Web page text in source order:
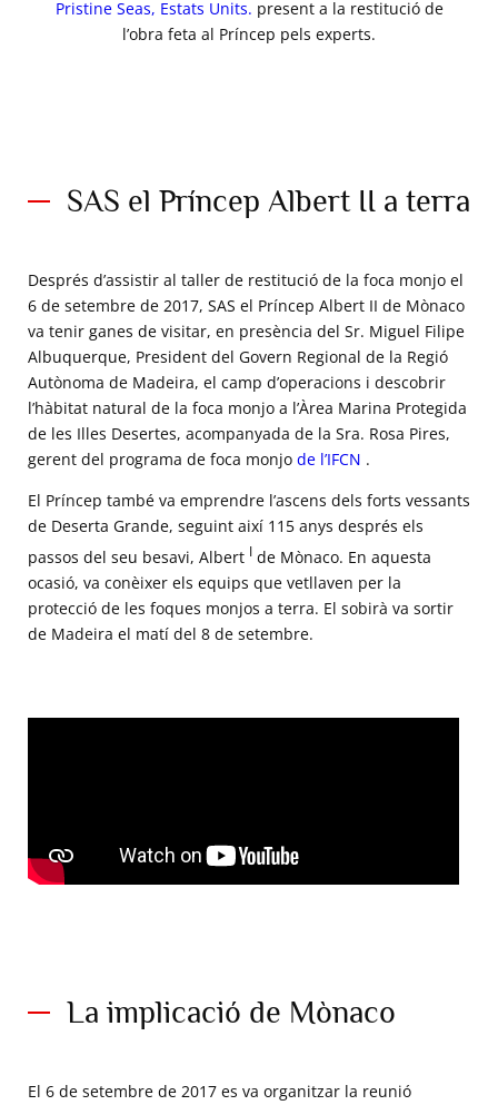
Pristine Seas, Estats Units. present a la restitució de
l’obra feta al Príncep pels experts.
SAS el Príncep Albert II a terra
Després d’assistir al taller de restitució de la foca monjo el
6 de setembre de 2017, SAS el Príncep Albert II de Mònaco
va tenir ganes de visitar, en presència del Sr. Miguel Filipe
Albuquerque, President del Govern Regional de la Regió
Autònoma de Madeira, el camp d’operacions i descobrir
l’hàbitat natural de la foca monjo a l’Àrea Marina Protegida
de les Illes Desertes, acompanyada de la Sra. Rosa Pires,
gerent del programa de foca monjo de l’IFCN .
El Príncep també va emprendre l’ascens dels forts vessants
de Deserta Grande, seguint així 115 anys després els
passos del seu besavi, Albert I de Mònaco. En aquesta
ocasió, va conèixer els equips que vetllaven per la
protecció de les foques monjos a terra. El sobirà va sortir
de Madeira el matí del 8 de setembre.
La implicació de Mònaco
El 6 de setembre de 2017 es va organitzar la reunió